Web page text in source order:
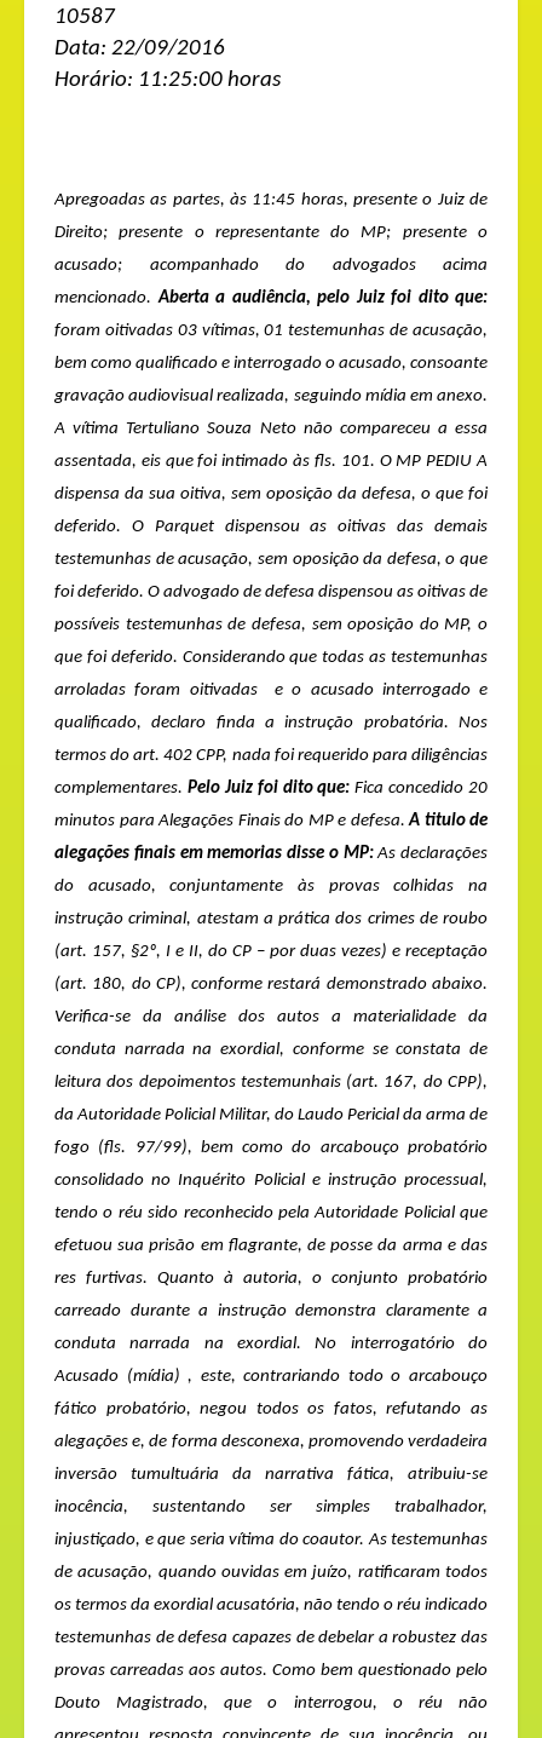
10587
Data: 22/09/2016
Horário: 11:25:00 horas
Apregoadas as partes, às 11:45 horas, presente o Juiz de
Direito; presente o representante do MP; presente o
acusado; acompanhado do advogados acima
mencionado.Aberta a audiência, pelo Juiz foi dito que:
foram oitivadas 03 vítimas, 01 testemunhas de acusação,
bem como qualificado e interrogado o acusado, consoante
gravação audiovisual realizada, seguindo mídia em anexo.
A vítima Tertuliano Souza Neto não compareceu a essa
assentada, eis que foi intimado às fls. 101. O MP PEDIU A
dispensa da sua oitiva, sem oposição da defesa, o que foi
deferido. O Parquet dispensou as oitivas das demais
testemunhas de acusação, sem oposição da defesa, o que
foi deferido. O advogado de defesa dispensou as oitivas de
possíveis testemunhas de defesa, sem oposição do MP, o
que foi deferido. Considerando que todas as testemunhas
arroladas foram oitivadas
e o acusado interrogado e
qualificado, declaro finda a instrução probatória. Nos
termos do art. 402 CPP, nada foi requerido para diligências
complementares. Pelo Juiz foi dito que: Fica concedido 20
minutos para Alegações Finais do MP e defesa.A titulo de
alegações finais em memorias disse o MP: As declarações
do acusado, conjuntamente às provas colhidas na
instrução criminal, atestam a prática dos crimes de roubo
(art. 157, §2º, I e II, do CP – por duas vezes) e receptação
(art. 180, do CP), conforme restará demonstrado abaixo.
Verifica-se da análise dos autos a materialidade da
conduta narrada na exordial, conforme se constata de
leitura dos depoimentos testemunhais (art. 167, do CPP),
da Autoridade Policial Militar, do Laudo Pericial da arma de
fogo (fls. 97/99), bem como do arcabouço probatório
consolidado no Inquérito Policial e instrução processual,
tendo o réu sido reconhecido pela Autoridade Policial que
efetuou sua prisão em flagrante, de posse da arma e das
res furtivas. Quanto à autoria, o conjunto probatório
carreado durante a instrução demonstra claramente a
conduta narrada na exordial. No interrogatório do
Acusado (mídia) , este, contrariando todo o arcabouço
fático probatório, negou todos os fatos, refutando as
alegações e, de forma desconexa, promovendo verdadeira
inversão tumultuária da narrativa fática, atribuiu-se
inocência, sustentando ser simples trabalhador,
injustiçado, e que seria vítima do coautor. As testemunhas
de acusação, quando ouvidas em juízo, ratificaram todos
os termos da exordial acusatória, não tendo o réu indicado
testemunhas de defesa capazes de debelar a robustez das
provas carreadas aos autos. Como bem questionado pelo
Douto Magistrado, que o interrogou, o réu não